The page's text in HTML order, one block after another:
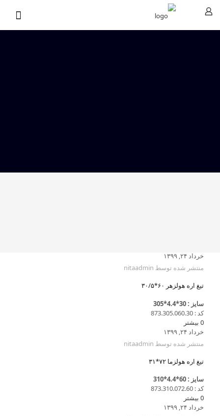
خرداد ۲۴, ۱۳۹۹
منتشر شده توسط nitaadmin
تیغ اره هولزهر ۶۰*۳۰/۵
سایز : 30*4.4*305
کد : 873.305.060.30
0 بیشتر
خرداد ۲۴, ۱۳۹۹
منتشر شده توسط nitaadmin
تیغ اره هولزما ۷۲*۳۱
سایز : 60*4.4*310
کد : 873.310.072.60
0 بیشتر
خرداد ۲۴, ۱۳۹۹